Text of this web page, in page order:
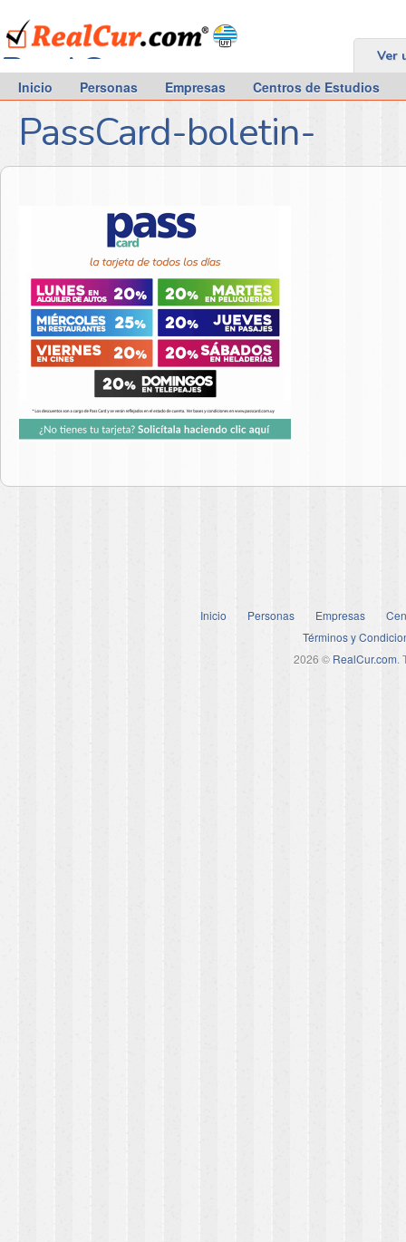
RealCur.com Ver
Inicio Personas Empresas Centros de Estudios
PassCard-boletin-
Inicio Personas Empresas
Términos y
2026 © RealCur.com.